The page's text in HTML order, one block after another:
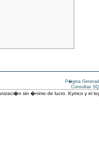
P�gina
Consultas
sin �nimo de lucro. Kymco y el